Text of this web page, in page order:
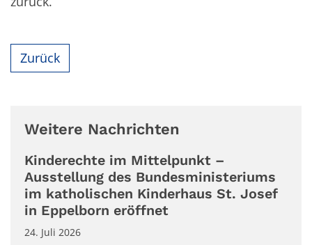
Zurück
Weitere Nachrichten
Kinderechte im Mittelpunkt –
Ausstellung des Bundesministeriums
im katholischen Kinderhaus St. Josef
in Eppelborn eröffnet
24. Juli 2026